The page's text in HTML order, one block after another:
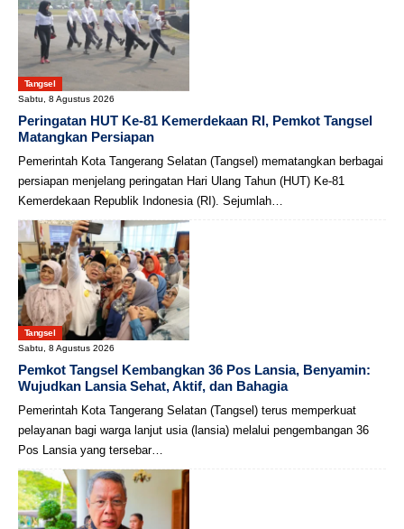
Tangsel
Sabtu, 8 Agustus 2026
Peringatan HUT Ke-81 Kemerdekaan RI, Pemkot Tangsel
Matangkan Persiapan
Pemerintah Kota Tangerang Selatan (Tangsel) mematangkan berbagai
persiapan menjelang peringatan Hari Ulang Tahun (HUT) Ke-81
Kemerdekaan Republik Indonesia (RI). Sejumlah…
Tangsel
Sabtu, 8 Agustus 2026
Pemkot Tangsel Kembangkan 36 Pos Lansia, Benyamin:
Wujudkan Lansia Sehat, Aktif, dan Bahagia
Pemerintah Kota Tangerang Selatan (Tangsel) terus memperkuat
pelayanan bagi warga lanjut usia (lansia) melalui pengembangan 36
Pos Lansia yang tersebar…